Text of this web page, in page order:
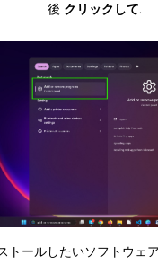
後 クリックして.
トールしたいソフトウェ